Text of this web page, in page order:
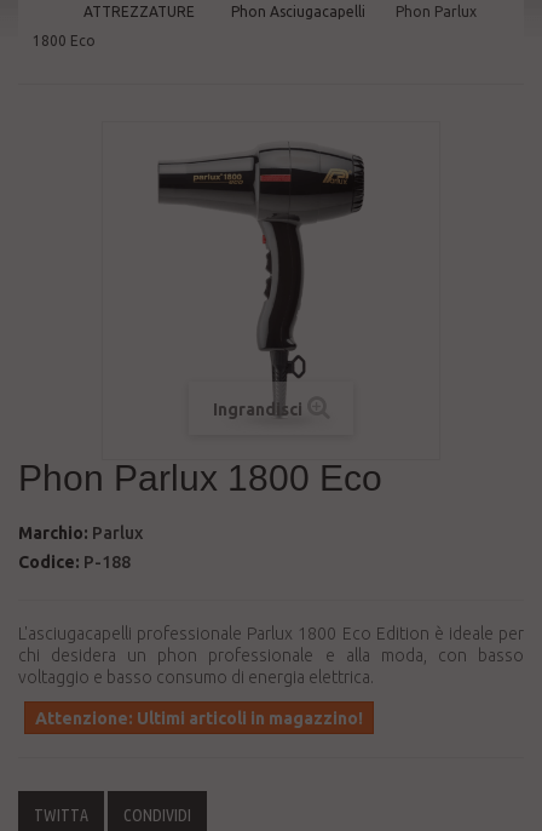
ATTREZZATURE Phon Asciugacapelli
Phon Parlux
1800 Eco
Ingrandisci
Phon Parlux 1800 Eco
Marchio: Parlux
Codice: P-188
L'asciugacapelli professionale Parlux 1800 Eco Edition è ideale per
chi desidera un phon professionale e alla moda, con basso
voltaggio e basso consumo di energia elettrica.
Attenzione: Ultimi articoli in magazzino!
TWITTA CONDIVIDI